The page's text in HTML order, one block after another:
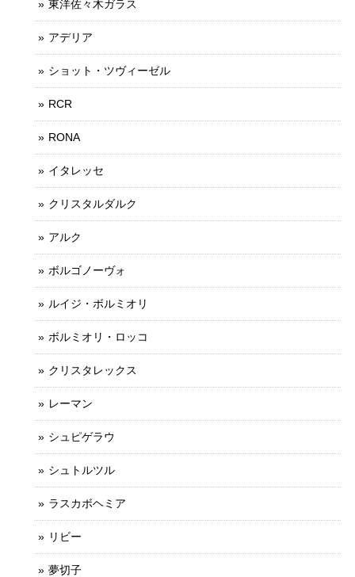
東洋佐々木ガラス
アデリア
ショット・ツヴィーゼル
RCR
RONA
イタレッセ
クリスタルダルク
アルク
ボルゴノーヴォ
ルイジ・ボルミオリ
ボルミオリ・ロッコ
クリスタレックス
レーマン
シュピゲラウ
シュトルツル
ラスカボヘミア
リビー
夢切子